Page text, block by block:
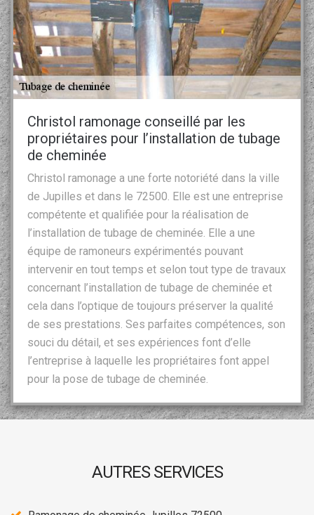
Christol ramonage conseillé par les
propriétaires pour l’installation de tubage
de cheminée
Christol ramonage a une forte notoriété dans la ville
de Jupilles et dans le 72500. Elle est une entreprise
compétente et qualifiée pour la réalisation de
l’installation de tubage de cheminée. Elle a une
équipe de ramoneurs expérimentés pouvant
intervenir en tout temps et selon tout type de travaux
concernant l’installation de tubage de cheminée et
cela dans l’optique de toujours préserver la qualité
de ses prestations. Ses parfaites compétences, son
souci du détail, et ses expériences font d’elle
l’entreprise à laquelle les propriétaires font appel
pour la pose de tubage de cheminée.
AUTRES SERVICES